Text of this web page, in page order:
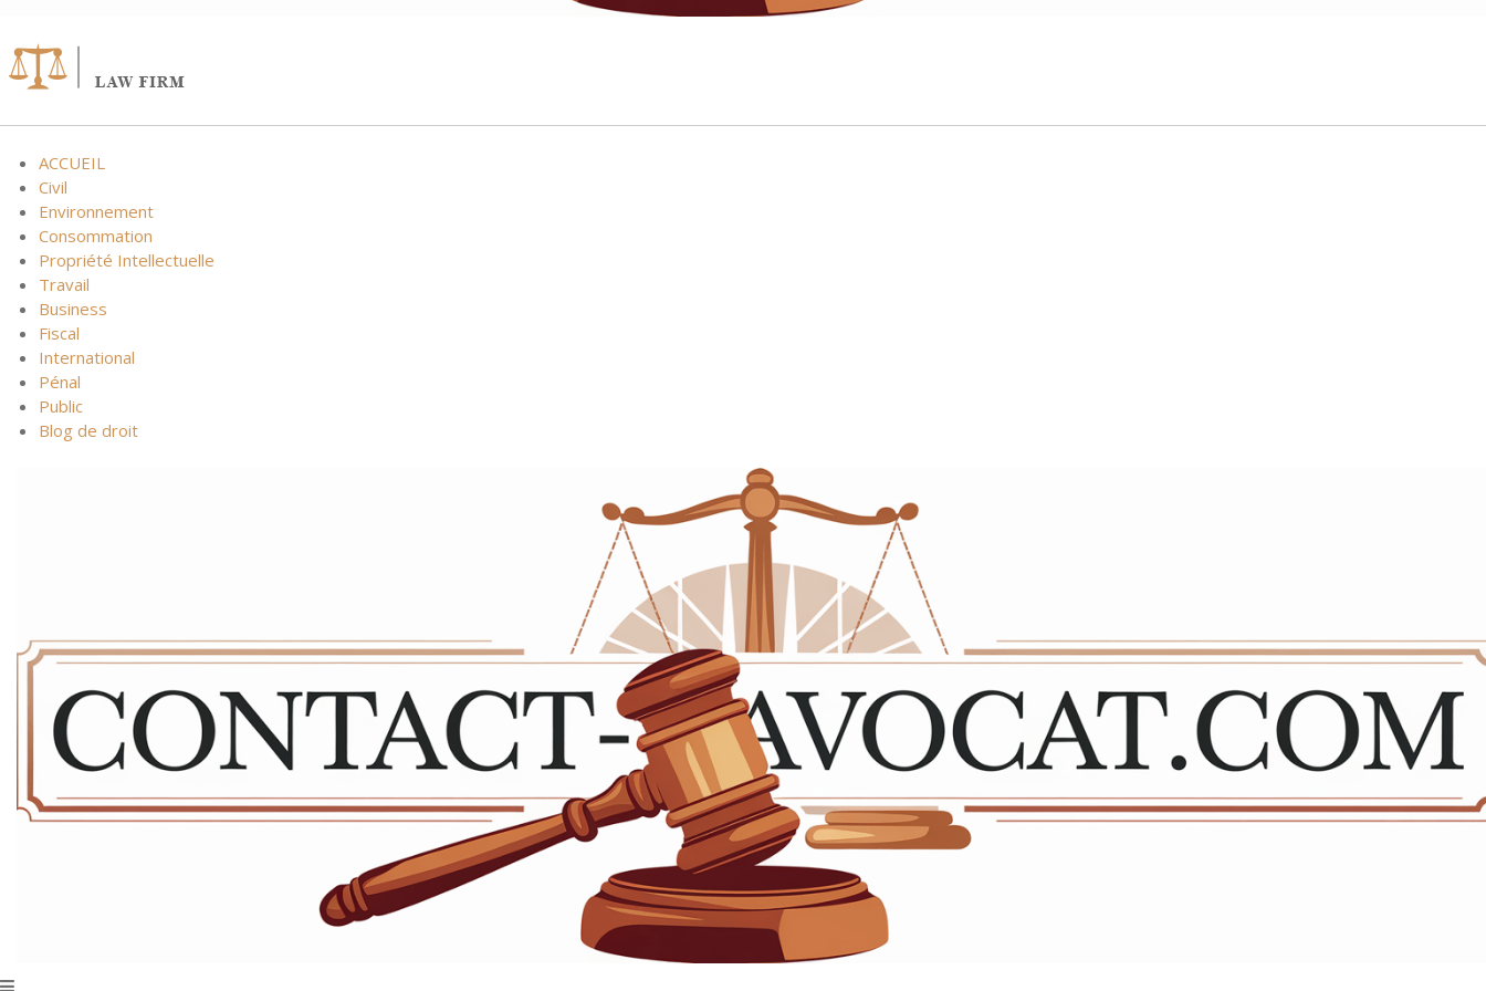
ACCUEIL
Civil
Environnement
Consommation
Propriété Intellectuelle
Travail
Business
Fiscal
International
Pénal
Public
Blog de droit